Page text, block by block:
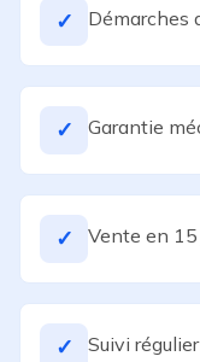
✓ Démarches
✓ Garantie
✓ Vente en
✓ Suivi